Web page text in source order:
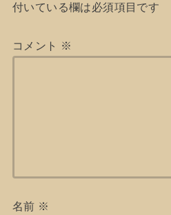
付いている欄は必須項目です
コメント ※
名前 ※